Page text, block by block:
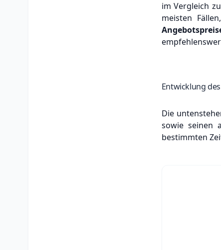
im Vergleich
meisten
Entwicklung
Die
sowie seinen
bestimmten